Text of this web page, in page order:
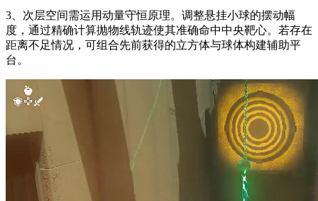
3、次层空间需运用动量守恒原理。调整悬挂小球的摆动幅
度，通过精确计算抛物线轨迹使其准确命中中央靶心。若存在
距离不足情况，可组合先前获得的立方体与球体构建辅助平
台。